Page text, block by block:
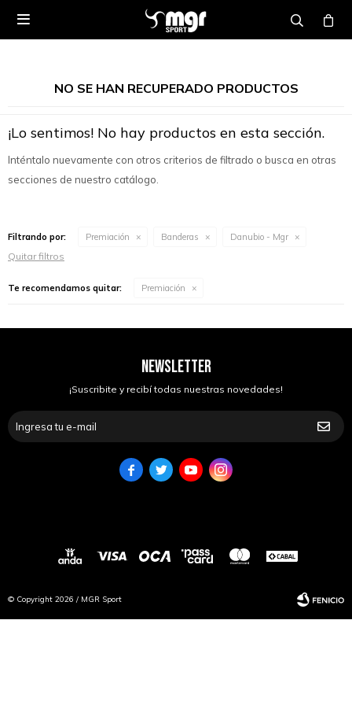

NO SE HAN RECUPERADO PRODUCTOS
¡Lo sentimos! No hay productos en esta sección.
Inténtalo nuevamente con otros criterios de filtrado o busca en otras
secciones de nuestro catálogo.
Filtrando por: Premiación Banderas Danubio - Mgr
Quitar filtros
Te recomendamos quitar: Premiación
NEWSLETTER
¡Suscribite y recibí todas nuestras novedades!
   
© Copyright 2026 / MGR Sport